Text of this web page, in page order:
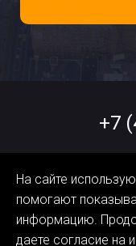
+7
На сайте
помогают
информацию.
даете согласие на